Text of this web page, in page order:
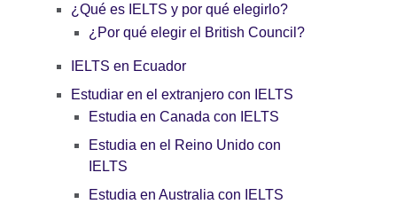
¿Qué es IELTS y por qué elegirlo?
¿Por qué elegir el British Council?
IELTS en Ecuador
Estudiar en el extranjero con IELTS
Estudia en Canada con IELTS
Estudia en el Reino Unido con
IELTS
Estudia en Australia con IELTS